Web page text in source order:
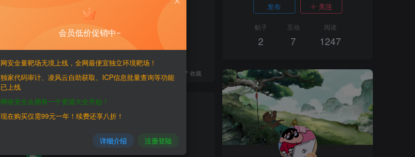
+1 +1
分享 收藏
请登录后发表评论
发布 关注
帖子
2
互动
7
阅读
1247
会员低价促销中~
网安全量靶场无境上线，全网最便宜独立环境靶场！
独家代码审计、凌风云自助获取、ICP信息批量查询等功能
已上线
网络安全从拥有一个资源大全开始！
现在购买仅需99元一年！续费还享八折！
详细介绍 注册登陆